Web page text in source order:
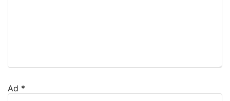
Ad *